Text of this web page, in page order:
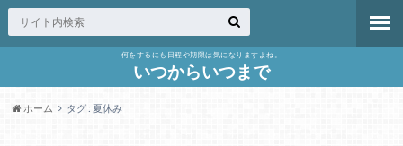
何をするにも日程や期限は気になりますよね。
いつからいつまで
ホーム タグ : 夏休み